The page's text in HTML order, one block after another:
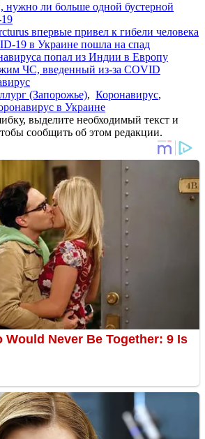
нужно ли больше одной бустерной
впервые привел к гибели человека
19 в Украине пошла на спад
попал из Индии в Европу
ЧС, введенный из-за COVID
(Запорожье), Коронавирус,
в Украине
выделите необходимый текст и
сообщить об этом редакции.